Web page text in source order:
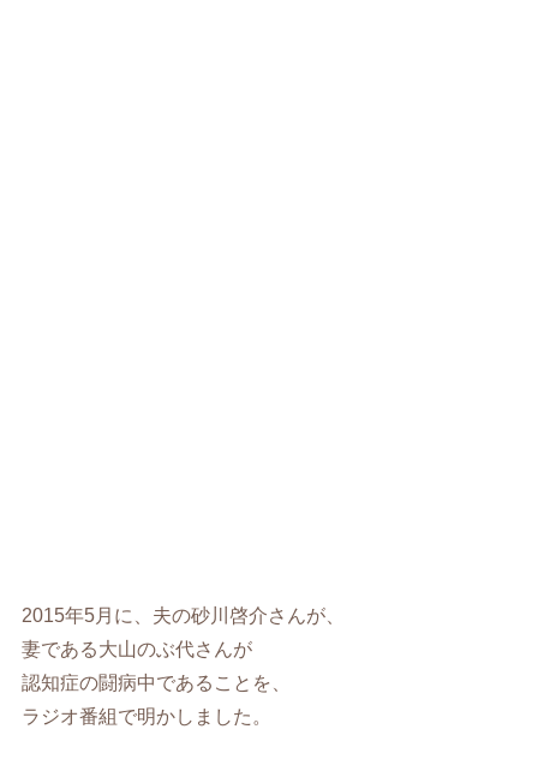
2015年5月に、夫の砂川啓介さんが、
妻である大山のぶ代さんが
認知症の闘病中であることを、
ラジオ番組で明かしました。